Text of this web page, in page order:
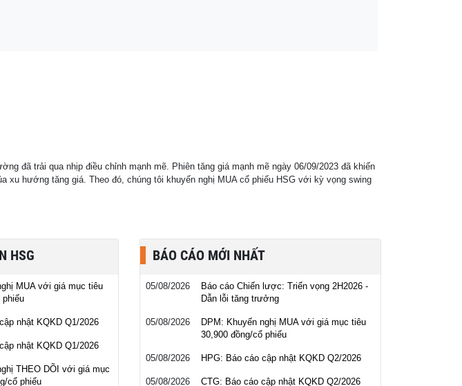
đã trải qua nhịp điều chỉnh mạnh mẽ. Phiên tăng giá mạnh mẽ ngày 06/09/2023 đã khiến
hướng tăng giá. Theo đó, chúng tôi khuyến nghị MUA cổ phiếu HSG với kỳ vọng swing
HSG
MUA với giá mục tiêu
phiếu
nhật KQKD Q1/2026
nhật KQKD Q1/2026
THEO DÕI với giá mục
cổ phiếu
BÁO CÁO MỚI NHẤT
05/08/2026
Báo cáo Chiến lược: Triển vọng 2H2026 -
Dẫn lỗi tăng trưởng
05/08/2026
DPM: Khuyến nghị MUA với giá mục tiêu
30,900 đồng/cổ phiếu
05/08/2026 HPG: Báo cáo cập nhật KQKD Q2/2026
05/08/2026 CTG: Báo cáo cập nhật KQKD Q2/2026